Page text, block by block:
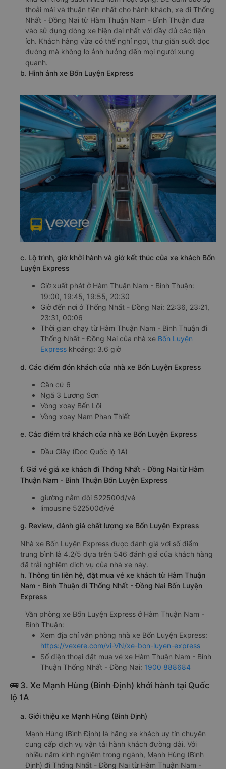
thoải mái và thuận tiện nhất cho hành khách, xe đi Thống
Nhất - Đồng Nai từ Hàm Thuận Nam - Bình Thuận đưa
vào sử dụng dòng xe hiện đại nhất với đầy đủ các tiện
ích. Khách hàng vừa có thể nghỉ ngơi, thư giãn suốt dọc
đường mà không lo ảnh hưởng đến mọi người xung
quanh.
b. Hình ảnh xe Bốn Luyện Express
c. Lộ trình, giờ khởi hành và giờ kết thúc của xe khách Bốn
Luyện Express
Giờ xuất phát ở Hàm Thuận Nam - Bình Thuận:
19:00, 19:45, 19:55, 20:30
Giờ đến nơi ở Thống Nhất - Đồng Nai: 22:36, 23:21,
23:31, 00:06
Thời gian chạy từ Hàm Thuận Nam - Bình Thuận đi
Thống Nhất - Đồng Nai của nhà xe Bốn Luyện
Express khoảng: 3.6 giờ
d. Các điểm đón khách của nhà xe Bốn Luyện Express
Căn cứ 6
Ngã 3 Lương Sơn
Vòng xoay Bến Lội
Vòng xoay Nam Phan Thiết
e. Các điểm trả khách của nhà xe Bốn Luyện Express
Dầu Giây (Dọc Quốc lộ 1A)
f. Giá vé giá xe khách đi Thống Nhất - Đồng Nai từ Hàm
Thuận Nam - Bình Thuận Bốn Luyện Express
giường nằm đôi 522500đ/vé
limousine 522500đ/vé
g. Review, đánh giá chất lượng xe Bốn Luyện Express
Nhà xe Bốn Luyện Express được đánh giá với số điểm
trung bình là 4.2/5 dựa trên 546 đánh giá của khách hàng
đã trải nghiệm dịch vụ của nhà xe này.
h. Thông tin liên hệ, đặt mua vé xe khách từ Hàm Thuận
Nam - Bình Thuận đi Thống Nhất - Đồng Nai Bốn Luyện
Express
Văn phòng xe Bốn Luyện Express ở Hàm Thuận Nam -
Bình Thuận:
Xem địa chỉ văn phòng nhà xe Bốn Luyện Express:
https://vexere.com/vi-VN/xe-bon-luyen-express
Số điện thoại đặt mua vé xe Hàm Thuận Nam - Bình
Thuận Thống Nhất - Đồng Nai: 1900 888684
🚌 3. Xe Mạnh Hùng (Bình Định) khởi hành tại Quốc
lộ 1A
a. Giới thiệu xe Mạnh Hùng (Bình Định)
Mạnh Hùng (Bình Định) là hãng xe khách uy tín chuyên
cung cấp dịch vụ vận tải hành khách đường dài. Với
nhiều năm kinh nghiệm trong ngành, Mạnh Hùng (Bình
Định) đi Thống Nhất - Đồng Nai từ Hàm Thuận Nam -